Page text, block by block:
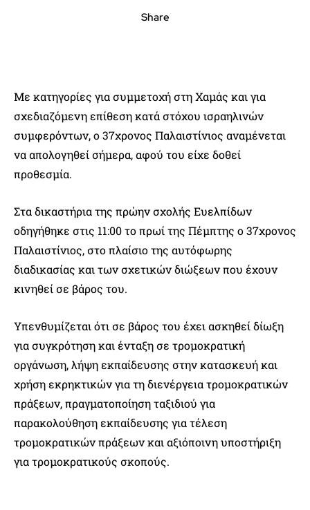
Share
Με κατηγορίες για συμμετοχή στη Χαμάς και για
σχεδιαζόμενη επίθεση κατά στόχου ισραηλινών
συμφερόντων, ο 37χρονος Παλαιστίνιος αναμένεται
να απολογηθεί σήμερα, αφού του είχε δοθεί
προθεσμία.
Στα δικαστήρια της πρώην σχολής Ευελπίδων
οδηγήθηκε στις 11:00 το πρωί της Πέμπτης ο 37χρονος
Παλαιστίνιος, στο πλαίσιο της αυτόφωρης
διαδικασίας και των σχετικών διώξεων που έχουν
κινηθεί σε βάρος του.
Υπενθυμίζεται ότι σε βάρος του έχει ασκηθεί δίωξη
για συγκρότηση και ένταξη σε τρομοκρατική
οργάνωση, λήψη εκπαίδευσης στην κατασκευή και
χρήση εκρηκτικών για τη διενέργεια τρομοκρατικών
πράξεων, πραγματοποίηση ταξιδιού για
παρακολούθηση εκπαίδευσης για τέλεση
τρομοκρατικών πράξεων και αξιόποινη υποστήριξη
για τρομοκρατικούς σκοπούς.